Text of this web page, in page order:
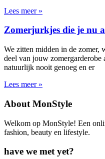
Lees meer »
Zomerjurkjes die je nu
We zitten midden in de zomer,
deel van jouw
natuurlijk nooit genoeg en er
Lees meer »
About MonStyle
Welkom op MonStyle! Een
fashion, beauty en lifestyle.
have we met yet?